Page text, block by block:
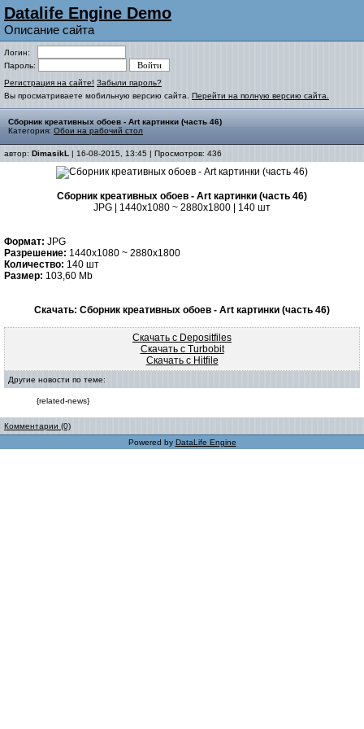
Datalife Engine Demo
Описание сайта
Логин:
Пароль:
Регистрация на сайте! Забыли пароль?
Вы просматриваете мобильную версию сайта. Перейти на полную версию сайта.
Сборник креативных обоев - Art картинки (часть 46)
Категория: Обои на рабочий стол
автор: DimasikL | 16-08-2015, 13:45 | Просмотров: 436
Сборник креативных обоев - Art картинки (часть 46)
JPG | 1440x1080 ~ 2880x1800 | 140 шт
Формат: JPG
Разрешение: 1440x1080 ~ 2880x1800
Количество: 140 шт
Размер: 103,60 Mb
Скачать: Сборник креативных обоев - Art картинки (часть 46)
Скачать с Depositfiles
Скачать с Turbobit
Скачать с Hitfile
Другие новости по теме:
{related-news}
Комментарии (0)
Powered by DataLife Engine